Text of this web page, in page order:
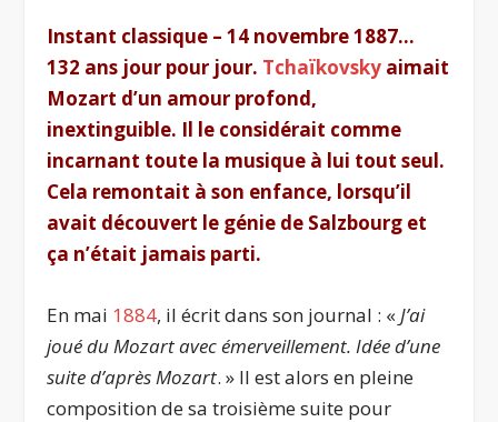
Instant classique – 14 novembre 1887…
132 ans jour pour jour. Tchaïkovsky aimait
Mozart d’un amour profond,
inextinguible. Il le considérait comme
incarnant toute la musique à lui tout seul.
Cela remontait à son enfance, lorsqu’il
avait découvert le génie de Salzbourg et
ça n’était jamais parti.
En mai 1884, il écrit dans son journal : «J’ai
joué du Mozart avec émerveillement. Idée d’une
suite d’après Mozart. » Il est alors en pleine
composition de sa troisième suite pour